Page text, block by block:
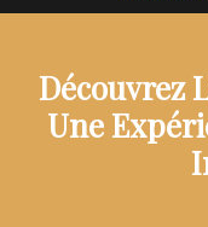
Découvrez
Une